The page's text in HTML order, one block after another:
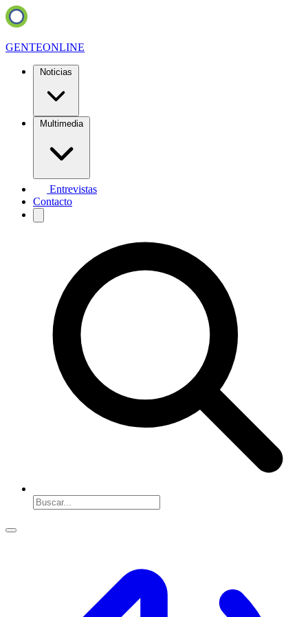
GENTEONLINE
Noticias
Multimedia
Entrevistas
Contacto